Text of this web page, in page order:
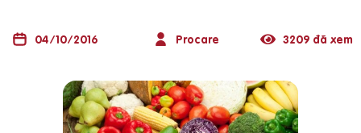
04/10/2016 Procare 3209 đã xem